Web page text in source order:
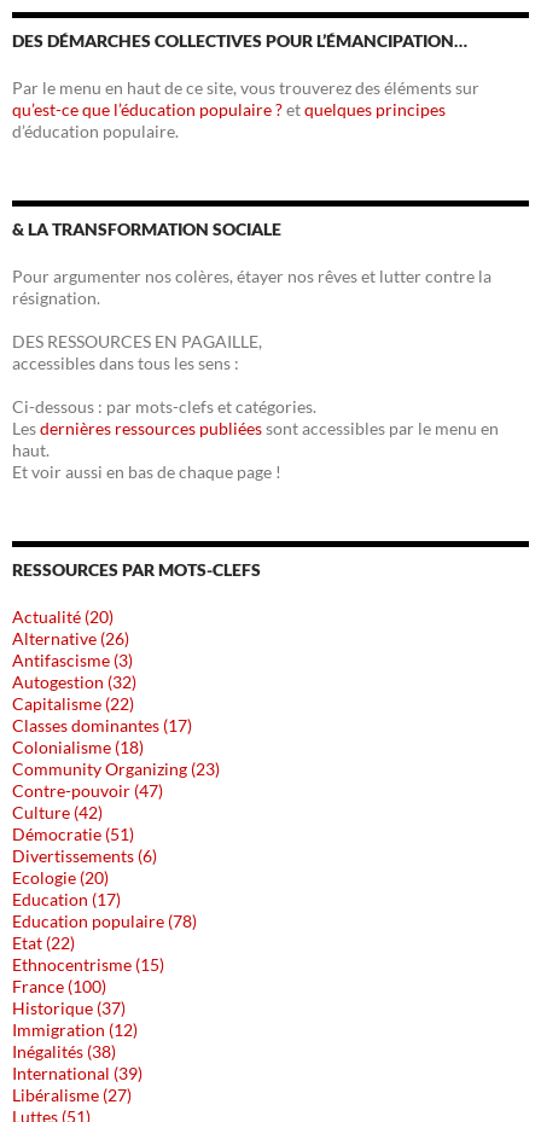
DES DÉMARCHES COLLECTIVES POUR L’ÉMANCIPATION…
Par le menu en haut de ce site, vous trouverez des éléments sur
qu’est-ce que l’éducation populaire ?etquelques principes
d’éducation populaire.
& LA TRANSFORMATION SOCIALE
Pour argumenter nos colères, étayer nos rêves et lutter contre la
résignation.
DES RESSOURCES EN PAGAILLE,
accessibles dans tous les sens :
Ci-dessous : par mots-clefs et catégories.
Lesdernières ressources publiéessont accessibles par le menu en
haut.
Et voir aussi en bas de chaque page !
RESSOURCES PAR MOTS-CLEFS
Actualité (20)
Alternative (26)
Antifascisme (3)
Autogestion (32)
Capitalisme (22)
Classes dominantes (17)
Colonialisme (18)
Community Organizing (23)
Contre-pouvoir (47)
Culture (42)
Démocratie (51)
Divertissements (6)
Ecologie (20)
Education (17)
Education populaire (78)
Etat (22)
Ethnocentrisme (15)
France (100)
Historique (37)
Immigration (12)
Inégalités (38)
International (39)
Libéralisme (27)
Luttes (51)